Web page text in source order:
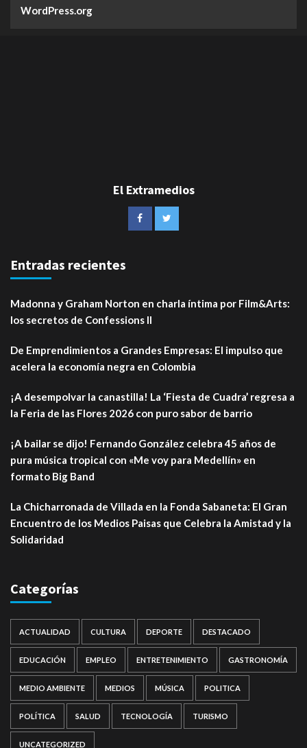
WordPress.org
El Extramedios
Entradas recientes
Madonna y Graham Norton en charla íntima por Film&Arts:
los secretos de Confessions II
De Emprendimientos a Grandes Empresas: El impulso que
acelera la economía negra en Colombia
¡A desempolvar la canastilla! La ‘Fiesta de Cuadra’ regresa a
la Feria de las Flores 2026 con puro sabor de barrio
¡A bailar se dijo! Fernando González celebra 45 años de
pura música tropical con «Me voy para Medellín» en
formato Big Band
La Chicharronada de Villada en la Fonda Sabaneta: El Gran
Encuentro de los Medios Paisas que Celebra la Amistad y la
Solidaridad
Categorías
ACTUALIDAD CULTURA DEPORTE DESTACADO
EDUCACIÓN EMPLEO ENTRETENIMIENTO GASTRONOMÍA
MEDIO AMBIENTE MEDIOS MÚSICA POLITICA
POLÍTICA SALUD TECNOLOGÍA TURISMO
UNCATEGORIZED